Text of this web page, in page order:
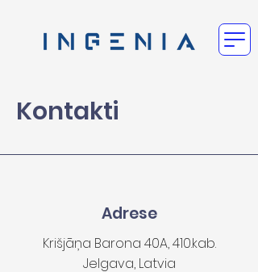
Kontakti
Adrese
Krišjāņa Barona 40A, 410.kab.
Jelgava, Latvia